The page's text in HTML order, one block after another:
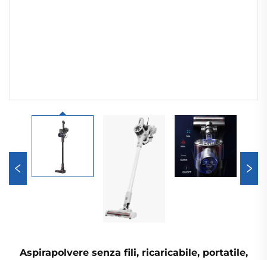
Aspirapolvere senza fili, ricaricabile, portatile,